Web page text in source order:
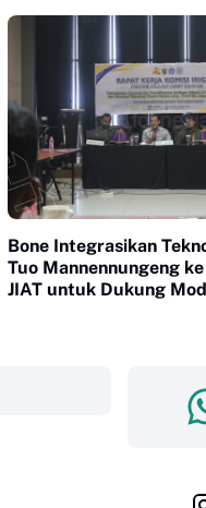
Bone Integrasikan
Tuo Mannennungeng
JIAT untuk Dukung